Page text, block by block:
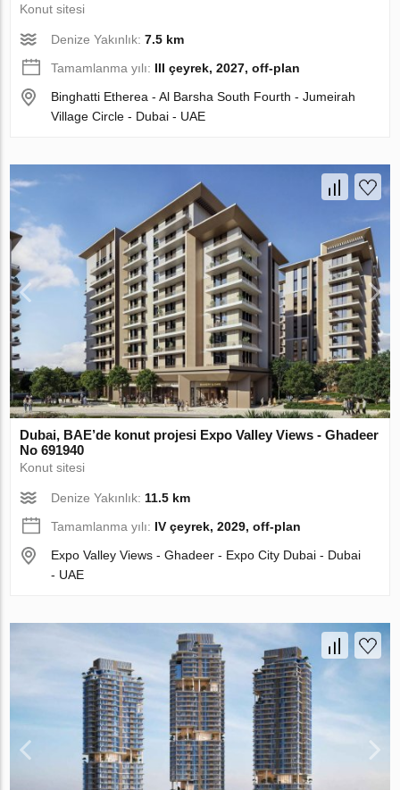
Konut sitesi
Denize Yakınlık:7.5 km
Tamamlanma yılı: III çeyrek, 2027, off-plan
Binghatti Etherea - Al Barsha South Fourth - Jumeirah
Village Circle - Dubai - UAE
Dubai, BAE’de konut projesi Expo Valley Views - Ghadeer
No 691940
Konut sitesi
Denize Yakınlık: 11.5 km
Tamamlanma yılı: IV çeyrek, 2029, off-plan
Expo Valley Views - Ghadeer - Expo City Dubai - Dubai
- UAE